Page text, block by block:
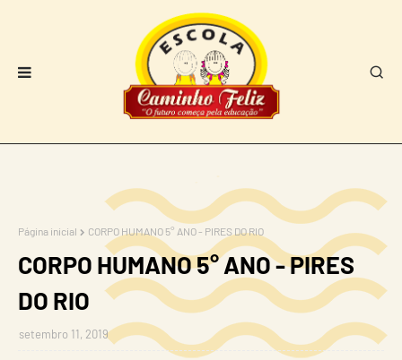
Página inicial CORPO HUMANO 5° ANO - PIRES DO RIO
CORPO HUMANO 5° ANO - PIRES
DO RIO
setembro 11, 2019